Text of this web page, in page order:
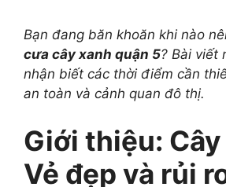
Bạn đang băn khoăn khi nào
cưa cây xanh quận 5? Bài viết
nhận biết các thời điểm cần
an toàn và cảnh quan đô thị.
Giới thiệu: Cây
Vẻ đẹp và rủi